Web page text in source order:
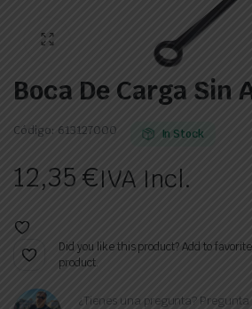
Boca De Carga Sin
Código: 613127000 In Stock
12,35€IVA Incl.
Did you like this product? Add to
product.
¿Tienes una pregunta?